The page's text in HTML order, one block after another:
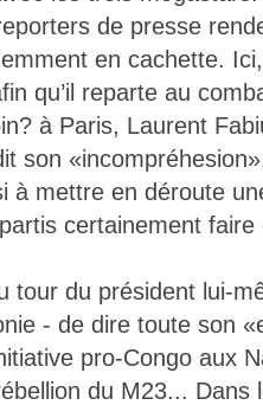
de presse
en cachette.
qu’il reparte au
à Paris, Laurent
son
à mettre en déroute
certainement
tour du président lui-
- de dire toute son
pro-Congo aux
du M23... Dans